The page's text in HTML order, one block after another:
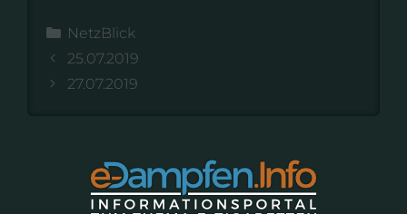
Kategorien
NetzBlick
25.07.2019
27.07.2019